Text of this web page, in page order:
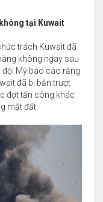
tại Kuwait
trách Kuwait đã
không ngay sau
Mỹ báo cáo rằng
đã bị bắn trượt
đợt tấn công khác
mặt đất.